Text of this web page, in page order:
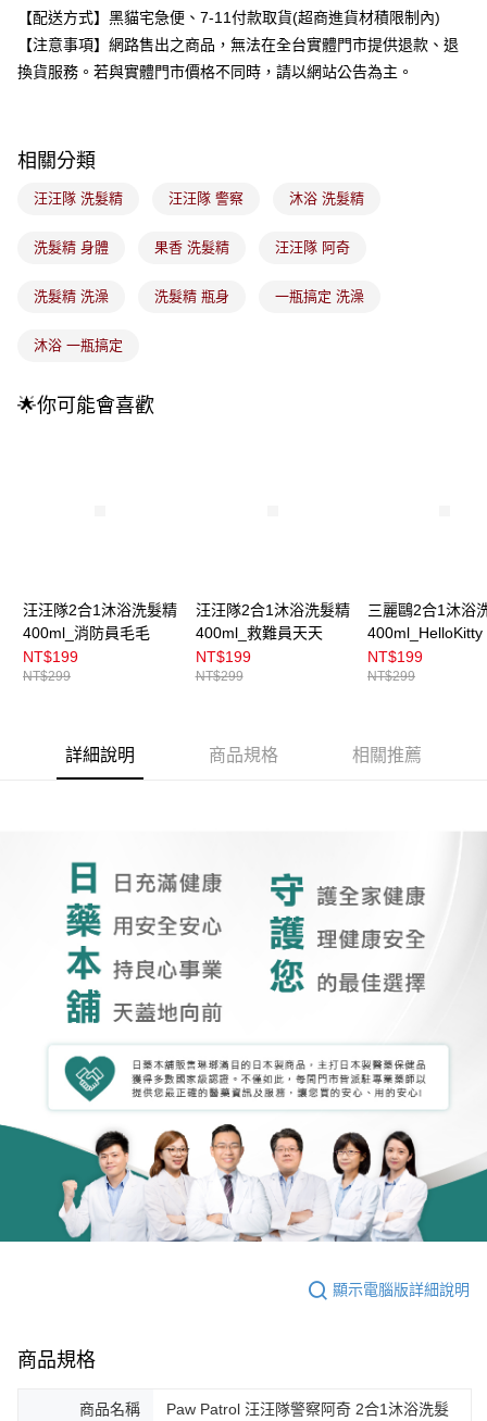
台新國際商業銀行
中國信託商業銀行
台灣樂天信用卡公司
Google Pay
全盈+PAY
【大哥付你分期使用說明】
2.付款方式選擇「大哥付你分期」，訂單成立後會自動跳轉到大哥付的交易
成交易。
3.實際核准額度、可分期數及費用金額請依後續交易確認頁面所載為準。
消。如遇「轉專審核」未通過狀況，表示未達大哥付你分期系統評分，恕無
【繳款方式說明】
1.分期款項不併入電信帳單，「大哥付你分期」於每月結算日後寄送繳費提
2.透過簡訊連結打開帳單後，可選擇「超商條碼／台灣大直營門市／銀行轉
帳／街口支付／iPASS MONEY」等通路繳費。
每筆NT$100，滿NT$899(含以上)免運費
付款後全家取貨
7-11取貨付款
付款後門市自取
每筆NT$100，滿NT$399(含以上)免運費
【配送方式】黑貓宅急便、7-11付款取貨(超商進貨材積限制內)
【注意事項】網路售出之商品，無法在全台實體門市提供退款、退
換貨服務。若與實體門市價格不同時，請以網站公告為主。
相關分類
汪汪隊 洗髮精 汪汪隊 警察 沐浴 洗髮精
洗髮精 身體 果香 洗髮精 汪汪隊 阿奇
洗髮精 洗澡 洗髮精 瓶身 一瓶搞定 洗澡
沐浴 一瓶搞定
🌟你可能會喜歡
汪汪隊2合1沐浴洗髮精
400ml_消防員毛毛
NT$199
NT$299
汪汪隊2合1沐浴洗髮精
400ml_救難員天天
NT$199
NT$299
三麗鷗2合1沐浴
400ml_HelloKitty
NT$199
NT$299
詳細說明 商品規格 相關推薦
顯示電腦版詳細說明
商品規格
商品名稱
Paw Patrol 汪汪隊警察阿奇 2合1沐浴洗髮